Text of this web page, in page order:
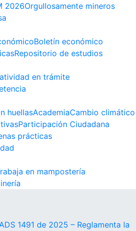
2026Orgullosamente mineros
Boletín económico
Repositorio de estudios
en trámite
huellasAcademiaCambio climático
Participación Ciudadana
prácticas
en mampostería
1491 de 2025 – Reglamenta la